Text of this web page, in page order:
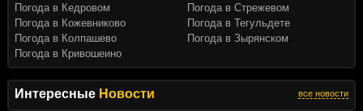
Интересные Новости все новости
Погода в Кедровом
Погода в Кожевниково
Погода в Колпашево
Погода в Кривошеино
Погода в Стрежевом
Погода в Тегульдете
Погода в Зырянском